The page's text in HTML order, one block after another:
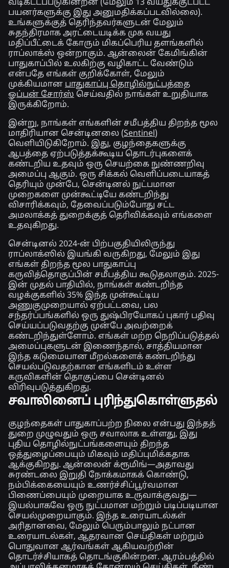
வடிகட்டப்படுகின்றன (மேலும் 13 வயதுக்குட்பட்ட
பயனர்களுக்கு இது அனுமதிக்கப்படவில்லை).
உங்களுக்குத் தெரிந்தவர்களுடன் மேலும்
சுதந்திரமாக அரட்டையடிக்க முக வயது
மதிப்பீட்டைக் கோரும் மிகப்பெரிய தளங்களில்
ராப்லாக்ஸ் ஒன்றாகும். ஆன்லைன் கேமிங்கின்
பாதுகாப்பில் உலகிற்கு வழிகாட்ட வேண்டும்
என்பதே எங்கள் குறிக்கோள், மேலும்
முக்கியமான பாதுகாப்பு தொழில்நுட்பத்தை
ஓப்பன் சோர்ஸ் செய்வதில் நாங்கள் உறுதியாக
இருக்கிறோம்.
இன்று, நாங்கள் எங்களின் சமீபத்திய திறந்த மூல
மாதிரியான சென்டினலை (Sentinel)
வெளியிடுகிறோம். இது, குழந்தைகளுக்கு
ஆபத்தை ஏற்படுத்தக்கூடிய தொடர்புகளைக்
கண்டறிய உதவும் ஒரு செயற்கை நுண்ணறிவு
அமைப்பு ஆகும். ஒரு சிக்கல் வெளிப்படையாகத்
தெரியும் முன்பே, சென்டினல் நுட்பமான
முறைகளை முன்கூட்டியே கண்டறிந்து
விசாரிக்கவும், தேவைப்படும்போது சட்ட
அமலாக்கத் துறைக்குத் தெரிவிக்கவும் எங்களை
உதவுகிறது.
சென்டினல் 2024-ன் பிற்பகுதியிலிருந்து
ராப்லாக்ஸில் இயங்கி வருகிறது, மேலும் இது
எங்கள் திறந்த மூல பாதுகாப்பு
கருவித்தொகுப்பின் சமீபத்திய கூடுதலாகும். 2025-
இன் முதல் பாதியில், நாங்கள் கண்டறிந்த
வழக்குகளில் 35% இந்த முன்கூட்டிய
அணுகுமுறையால் ஏற்பட்டவை, பல
சந்தர்ப்பங்களில் ஒரு துஷ்பிரயோகப் புகார் பதிவு
செய்யப்படுவதற்கு முன்பே அவற்றைக்
கண்டறிந்துள்ளோம். எங்கள் மற்ற நெறிப்படுத்தல்
அமைப்புகளுடன் இணைந்தால், சாத்தியமான
இந்த கடுமையான மீறல்களைக் கண்டறிந்து
செயல்படுவதற்கான எங்களிடம் உள்ள
கருவிகளின் தொகுப்பை சென்டினல்
விரிவுபடுத்துகிறது.
சவாலினைப் புரிந்துகொள்ளுதல்
குழந்தைகள் பாதுகாப்பற்ற நிலை என்பது இந்தத்
துறை முழுவதும் ஒரு சவாலாக உள்ளது, இது
புதிய தொழில்நுட்பங்களையும் திறந்த
ஒத்துழைப்பையும் மிகவும் மதிப்புமிக்கதாக
ஆக்குகிறது. ஆன்லைன் க்ரூமிங்—அதாவது
சுரண்டலை இறுதி நோக்கமாகக் கொண்டு,
நம்பிக்கையையும் உணர்ச்சிப்பூர்வமான
பிணைப்பையும் முறையாக உருவாக்குவது—
இயல்பாகவே ஒரு நுட்பமான மற்றும் படிப்படியான
செயல்முறையாகும். இந்த உரையாடல்கள்
அரிதானவை, மேலும் பெரும்பாலும் நட்பான
உரையாடல்கள், ஆதரவான செய்திகள் மற்றும்
பொதுவான ஆர்வங்கள் ஆகியவற்றின்
தொடர்ச்சியாகத் தொடங்குகின்றன. ஆரம்பத்தில்